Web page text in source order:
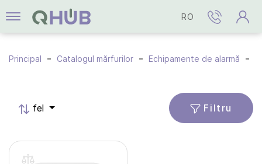
RO
Principal Catalogul mărfurilor Echipamente de alarmă
fel Filtru